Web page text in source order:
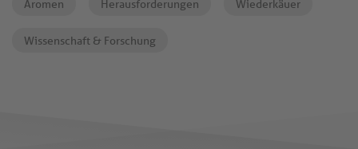
Aromen Herausforderungen Wiederkäuer
Wissenschaft & Forschung